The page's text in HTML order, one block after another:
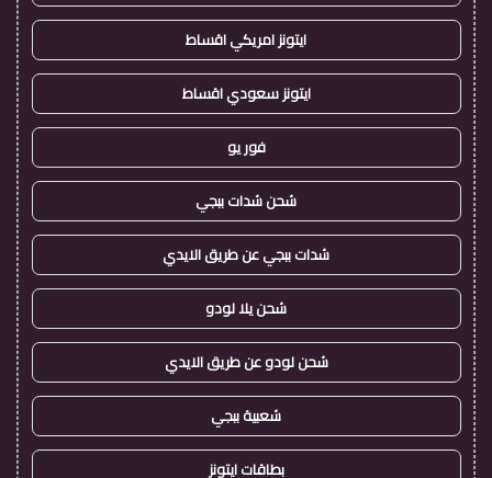
ايتونز امريكي اقساط
ايتونز سعودي اقساط
فور يو
شحن شدات ببجي
شدات ببجي عن طريق الايدي
شحن يلا لودو
شحن لودو عن طريق الايدي
شعبية ببجي
بطاقات ايتونز